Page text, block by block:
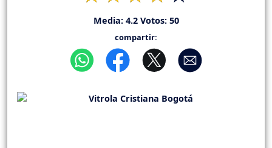
Media: 4.2Votos: 50
compartir: